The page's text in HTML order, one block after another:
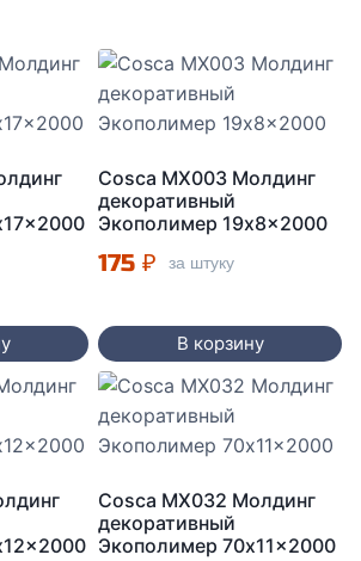
Cosca MX003 Молдинг
декоративный
Экополимер 19x8x2000
175 ₽ за штуку
В корзину
Cosca МX032 Молдинг
декоративный
Экополимер 70x11x2000